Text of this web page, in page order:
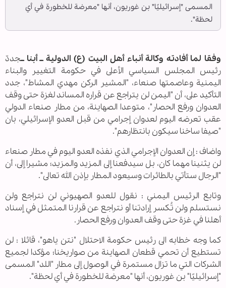
المسمى "إسرائيليًا" بن غوريون، أنها "معرضة للخطورة في أي
لحظة".
وفقا لما أفادته وكالة أنباء أهل البيت (ع) الدولية ــ أبنا ــجددّ
رئيس المجلس السياسي الأعلى في حكومة التغيير والبناء
اليمنية وعاصمتها صنعاء، "المشير الركن مهدي المشاط"، جدد
التأكيد على، أن "اليمن لن يتراجع عن قراره المساند لغزة حتى وقف
العدوان ورفع الحصار"، متوعدا الصهاينة، من مطار صنعاء الدولي
عقب تعرضه اليوم لعدوان إجرامي من قبل العدو الإسرائيلي، بان
"صيفا ساخنا سيكون بانتظارهم".
واضاف : إن العدوان الإجرامي الذي نفذه العدو اليوم في مطار صنعاء
لن يثنينا مهما كان، بل سيدفعنا إلى المزيد والمزيد؛ مشيرا إلى، أن
"الرجال ستأتي بالطائرات وسيعود المطار بإذن الله تعالى".
وتابع الرئيس اليمني : نقول للعدو الصهيوني لن نتراجع ولن
نستسلم ولن تُكسر إرادتنا أو نتراجع عن قرارنا المتمثل في إسناد
أهلنا في غزة حتى وقف العدوان ورفع الحصار.
كما وجه خطابه الى رئيس حكومة الاحتلال "نتن ياهو"، قائلا : لن
تستطيع أن تحمي قطعان الصهاينة من صواريخنا؛ مؤكدا لجميع
الشركات التي ما تزال مستمرة في الوصول إلى مطار "اللد" المسمى
"إسرائيليًا" بن غوريون، أنها "معرضة للخطورة في أي لحظة".